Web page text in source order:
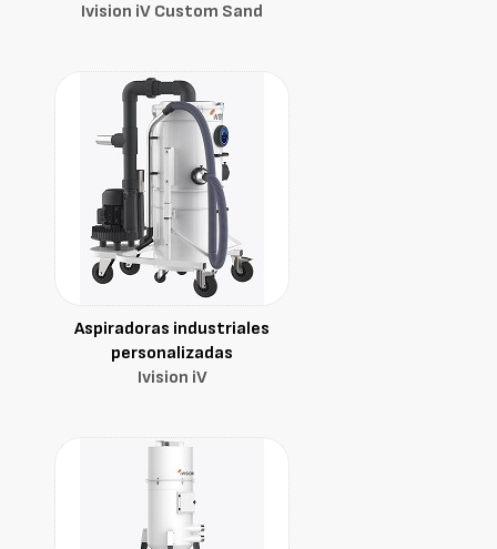
Ivision iV Custom Sand
Aspiradoras industriales
personalizadas
Ivision iV